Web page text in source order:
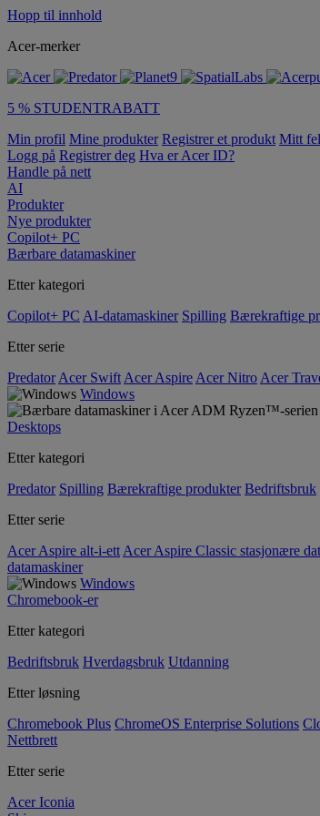
Hopp til innhold
Acer-merker
5 % STUDENTRABATT
Min profil Mine produkter Registrer et produkt Mitt
Logg på Registrer deg Hva er Acer ID?
Handle på nett
AI
Produkter
Nye produkter
Copilot+ PC
Bærbare datamaskiner
Etter kategori
Copilot+ PC AI-datamaskiner Spilling Bærekraftige
Etter serie
Predator Acer Swift Acer Aspire Acer Nitro Acer
Windows
Desktops
Etter kategori
Predator Spilling Bærekraftige produkter Bedriftsbruk
Etter serie
Acer Aspire alt-i-ett Acer Aspire Classic stasjonære
datamaskiner
Windows
Chromebook-er
Etter kategori
Bedriftsbruk Hverdagsbruk Utdanning
Etter løsning
Chromebook Plus ChromeOS Enterprise Solutions
Nettbrett
Etter serie
Acer Iconia